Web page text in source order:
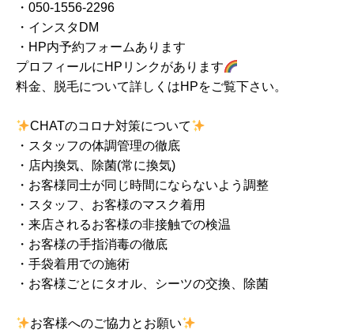
・050-1556-2296
・インスタDM
・HP内予約フォームあります
プロフィールにHPリンクがあります
料金、脱毛について詳しくはHPをご覧下さい。
CHATのコロナ対策について
・スタッフの体調管理の徹底
・店内換気、除菌(常に換気)
・お客様同士が同じ時間にならないよう調整
・スタッフ、お客様のマスク着用
・来店されるお客様の非接触での検温
・お客様の手指消毒の徹底
・手袋着用での施術
・お客様ごとにタオル、シーツの交換、除菌
お客様へのご協力とお願い